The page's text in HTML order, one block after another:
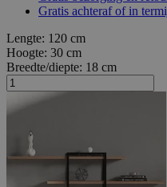
Gratis achteraf of in
Lengte: 120 cm
Hoogte: 30 cm
Breedte/diepte: 18 cm